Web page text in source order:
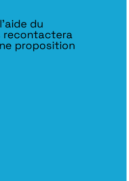
du
recontactera
proposition